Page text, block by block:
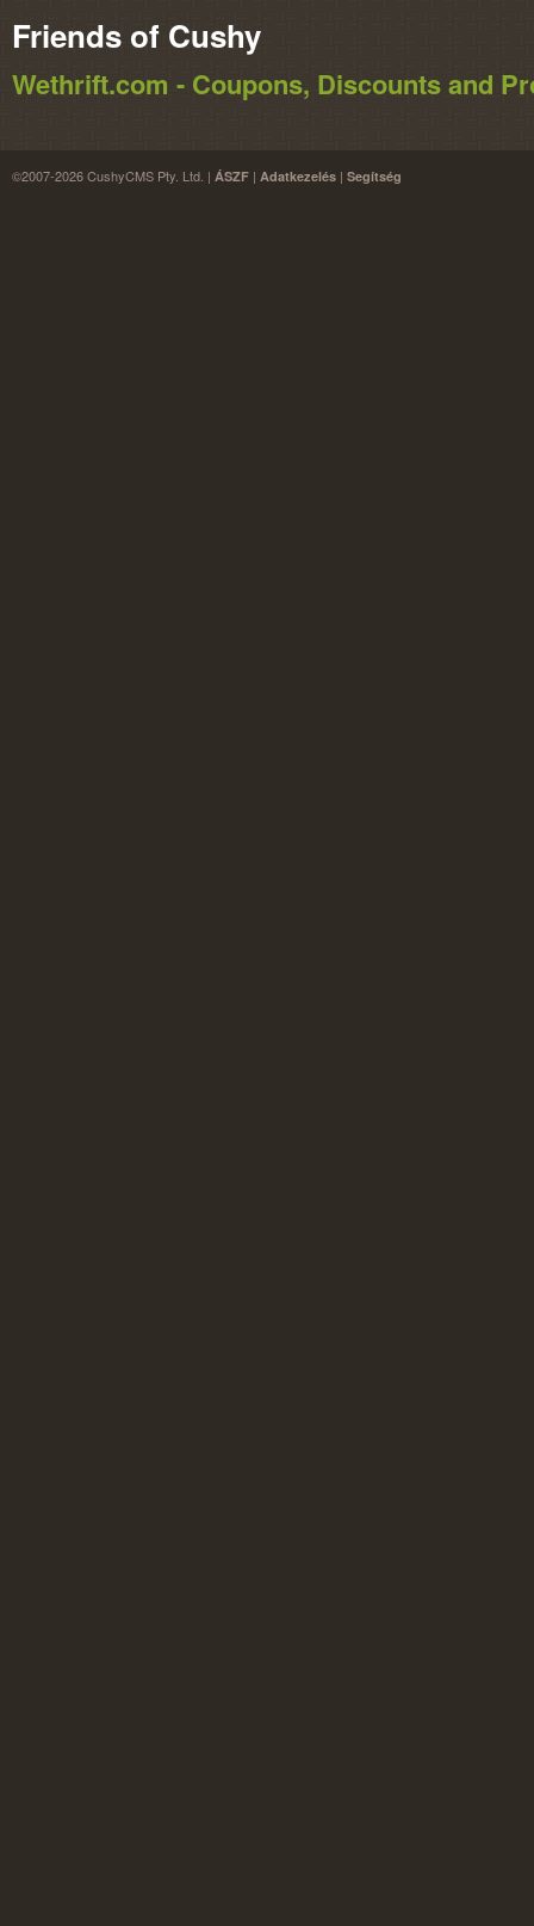
Friends of Cushy
Wethrift.com - Coupons, Discounts and
©2007-2026 CushyCMS Pty. Ltd. | ÁSZF | Adatkezelés | Segítség